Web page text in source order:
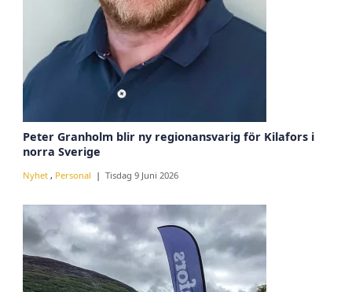
Peter Granholm blir ny regionansvarig för Kilafors i
norra Sverige
Nyhet , Personal Tisdag 9 Juni 2026